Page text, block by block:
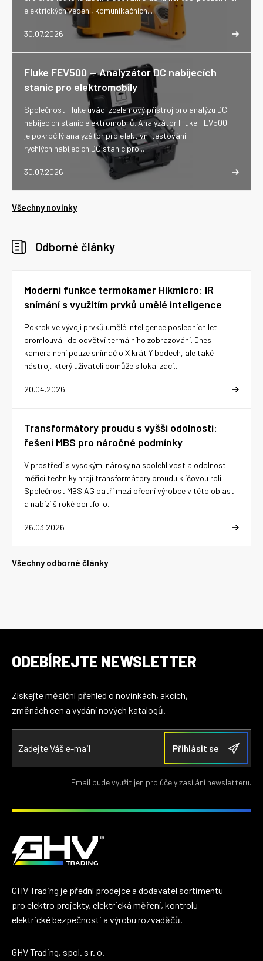
30.07.2026
elektrických vedení, komunikačních...
Fluke FEV500 -- Analyzátor DC nabíjecích
stanic pro elektromobily
30.07.2026
Společnost Fluke uvádí zcela nový přístroj pro analýzu DC
nabíjecích stanic elektromobilů. Analyzátor Fluke FEV500
je pokročilý analyzátor pro efektivní testování
rychlých nabíjecích DC stanic pro...
Všechny novinky
Odborné články
Moderní funkce termokamer Hikmicro: IR
snímání s využitím prvků umělé inteligence
20.04.2026
Pokrok ve vývoji prvků umělé inteligence posledních let
promlouvá i do odvětví termálního zobrazování. Dnes
kamera není pouze snímač o X krát Y bodech, ale také
nástroj, který uživateli pomůže s lokalizací...
Transformátory proudu s vyšší odolností:
řešení MBS pro náročné podmínky
26.03.2026
V prostředí s vysokými nároky na spolehlivost a odolnost
měřicí techniky hrají transformátory proudu klíčovou roli.
Společnost MBS AG patří mezi přední výrobce v této oblasti
a nabízí široké portfolio...
Všechny odborné články
ODEBÍREJTE NEWSLETTER
Získejte měsíční přehled o novinkách, akcích,
změnách cen a vydání nových katalogů.
Email bude využit jen pro účely zasílání newsletteru.
GHV Trading je přední prodejce a dodavatel sortimentu
pro elektro projekty, elektrická měření, kontrolu
elektrické bezpečnosti a výrobu rozvaděčů.
GHV Trading, spol. s r. o.